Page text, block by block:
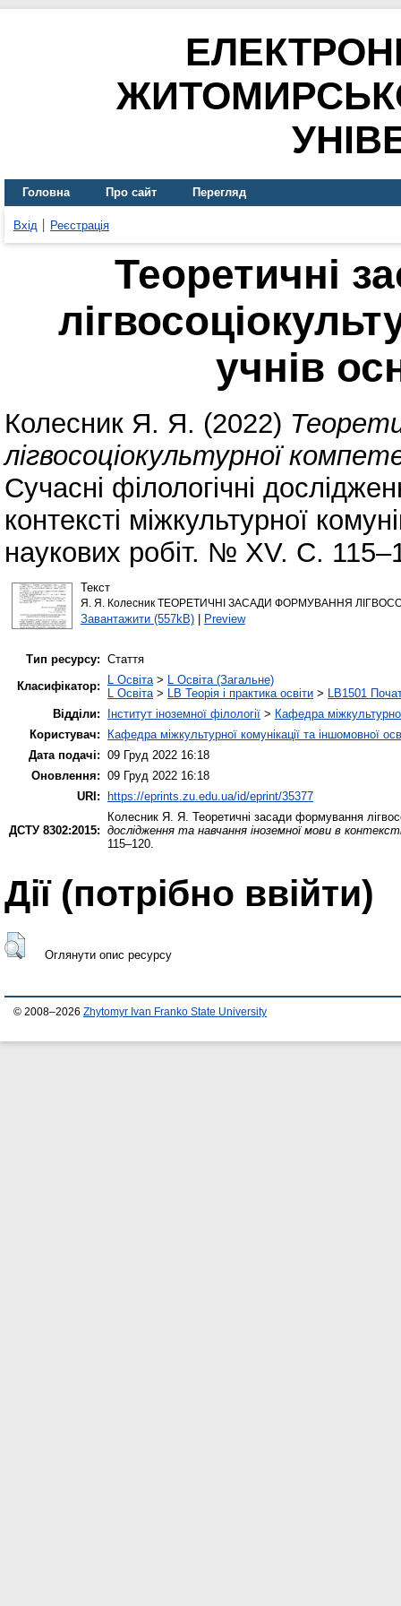
Головна Про сайт Перегляд
Вхід Реєстрація
Теоретичні
учнів
Колесник Я. Я. (2022)
лігвосоціокультурної
Сучасні філологічні
контексті міжкультурної
наукових робіт. № XV. С.
Текст
Я. Я. Колесник ТЕОРЕТИЧНІ ЗАСАДИ ФОРМУВАННЯ
Завантажити (557kB)| Preview
Тип ресурсу: Стаття
Класифікатор:
L Освіта> L Освіта (Загальне)
L Освіта> LB Теорія і практика освіти > LB1501
Відділи:
Інститут іноземної філології > Кафедра
Користувач:
Кафедра міжкультурної комунікації та іншомовної
Дата подачі: 09 Груд 2022 16:18
Оновлення: 09 Груд 2022 16:18
URI:
https://eprints.zu.edu.ua/id/eprint/35377
ДСТУ 8302:2015:
Колесник Я. Я. Теоретичні засади формування
дослідження та навчання іноземної мови в
115–120.
Дії ​​(потрібно ввійти)
Оглянути опис ресурсу
© 2008–2026 Zhytomyr Ivan Franko State University